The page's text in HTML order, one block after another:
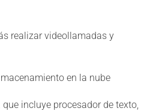
realizar videollamadas y
en la nube
que incluye procesador de texto,